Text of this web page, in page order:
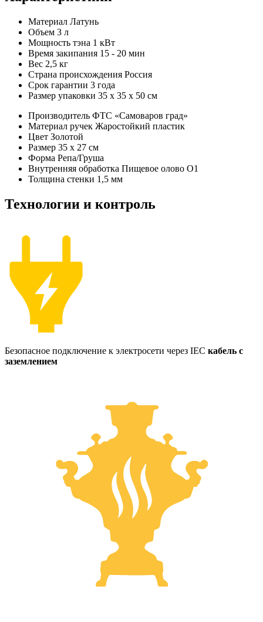
Материал Латунь
Объем 3 л
Мощность тэна 1 кВт
Время закипания 15 - 20 мин
Вес 2,5 кг
Страна происхождения Россия
Срок гарантии 3 года
Размер упаковки 35 х 35 х 50 см
Производитель ФТС «Самоваров град»
Материал ручек Жаростойкий пластик
Цвет Золотой
Размер 35 x 27 см
Форма Репа/Груша
Внутренняя обработка Пищевое олово О1
Толщина стенки 1,5 мм
Технологии и контроль
Безопасное подключение к электросети через IEC кабель с
заземлением